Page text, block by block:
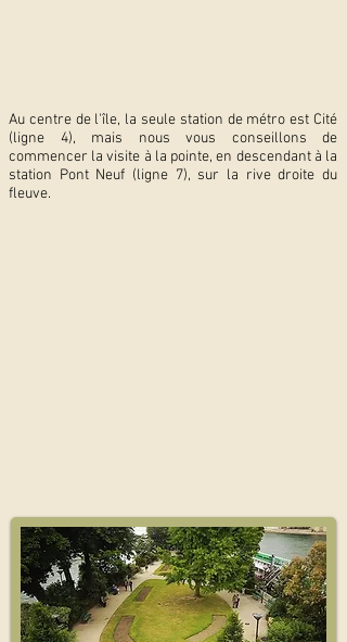
Au centre de l'île, la seule station de métro est Cité
(ligne 4), mais nous vous conseillons de
commencer la visite à la pointe, en descendant à la
station Pont Neuf (ligne 7), sur la rive droite du
fleuve.